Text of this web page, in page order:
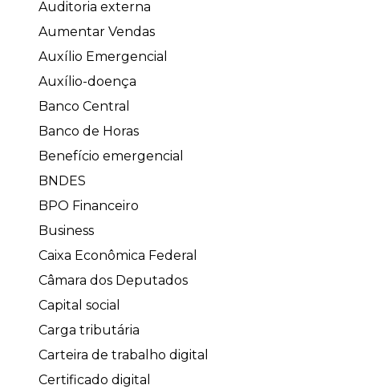
Auditoria externa
Aumentar Vendas
Auxílio Emergencial
Auxílio-doença
Banco Central
Banco de Horas
Benefício emergencial
BNDES
BPO Financeiro
Business
Caixa Econômica Federal
Câmara dos Deputados
Capital social
Carga tributária
Carteira de trabalho digital
Certificado digital